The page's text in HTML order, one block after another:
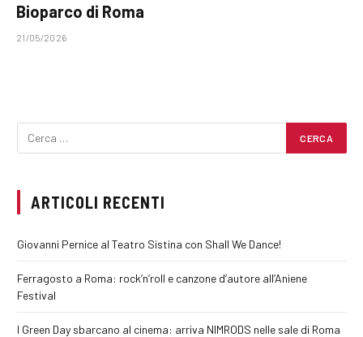
Bioparco di Roma
21/05/2026
ARTICOLI RECENTI
Giovanni Pernice al Teatro Sistina con Shall We Dance!
Ferragosto a Roma: rock’n’roll e canzone d’autore all’Aniene
Festival
I Green Day sbarcano al cinema: arriva NIMRODS nelle sale di Roma